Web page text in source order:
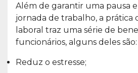
Além de garantir uma pausa
jornada de trabalho, a prática
laboral traz uma série de
funcionários, alguns deles são:
Reduz o estresse;